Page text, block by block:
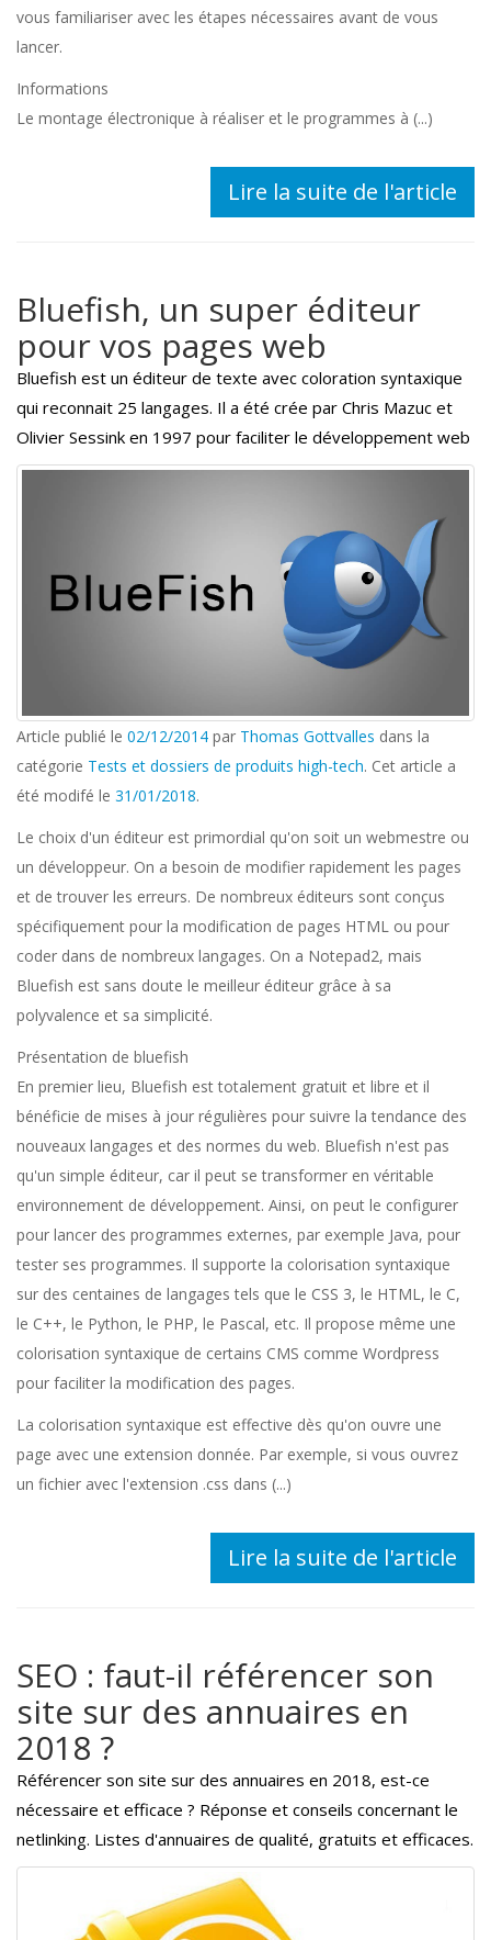
vous familiariser avec les étapes nécessaires avant de vous
lancer.
Informations
Le montage électronique à réaliser et le programmes à (...)
Lire la suite de l'article
Bluefish, un super éditeur
pour vos pages web
Bluefish est un éditeur de texte avec coloration syntaxique
qui reconnait 25 langages. Il a été crée par Chris Mazuc et
Olivier Sessink en 1997 pour faciliter le développement web
Article publié le 02/12/2014 par Thomas Gottvalles dans la
catégorie Tests et dossiers de produits high-tech. Cet article a
été modifé le 31/01/2018.
Le choix d'un éditeur est primordial qu'on soit un webmestre ou
un développeur. On a besoin de modifier rapidement les pages
et de trouver les erreurs. De nombreux éditeurs sont conçus
spécifiquement pour la modification de pages HTML ou pour
coder dans de nombreux langages. On a Notepad2, mais
Bluefish est sans doute le meilleur éditeur grâce à sa
polyvalence et sa simplicité.
Présentation de bluefish
En premier lieu, Bluefish est totalement gratuit et libre et il
bénéficie de mises à jour régulières pour suivre la tendance des
nouveaux langages et des normes du web. Bluefish n'est pas
qu'un simple éditeur, car il peut se transformer en véritable
environnement de développement. Ainsi, on peut le configurer
pour lancer des programmes externes, par exemple Java, pour
tester ses programmes. Il supporte la colorisation syntaxique
sur des centaines de langages tels que le CSS 3, le HTML, le C,
le C++, le Python, le PHP, le Pascal, etc. Il propose même une
colorisation syntaxique de certains CMS comme Wordpress
pour faciliter la modification des pages.
La colorisation syntaxique est effective dès qu'on ouvre une
page avec une extension donnée. Par exemple, si vous ouvrez
un fichier avec l'extension .css dans (...)
Lire la suite de l'article
SEO : faut-il référencer son
site sur des annuaires en
2018 ?
Référencer son site sur des annuaires en 2018, est-ce
nécessaire et efficace ? Réponse et conseils concernant le
netlinking. Listes d'annuaires de qualité, gratuits et efficaces.